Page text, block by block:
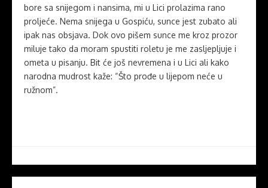
bore sa snijegom i nansima, mi u Lici prolazima rano
proljeće. Nema snijega u Gospiću, sunce jest zubato ali
ipak nas obsjava. Dok ovo pišem sunce me kroz prozor
miluje tako da moram spustiti roletu je me zasljepljuje i
ometa u pisanju. Bit će još nevremena i u Lici ali kako
narodna mudrost kaže: “Što prođe u lijepom neće u
ružnom”.